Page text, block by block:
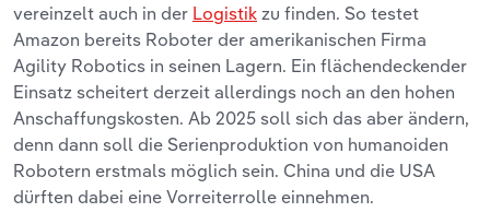
vereinzelt auch in der Logistik zu finden. So testet
Amazon bereits Roboter der amerikanischen Firma
Agility Robotics in seinen Lagern. Ein flächendeckender
Einsatz scheitert derzeit allerdings noch an den hohen
Anschaffungskosten. Ab 2025 soll sich das aber ändern,
denn dann soll die Serienproduktion von humanoiden
Robotern erstmals möglich sein. China und die USA
dürften dabei eine Vorreiterrolle einnehmen.